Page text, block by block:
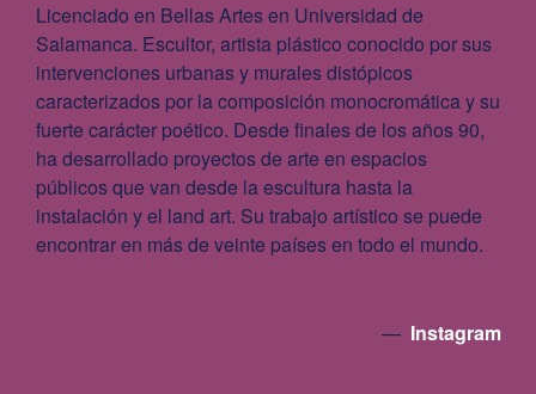
Licenciado en Bellas Artes en Universidad de
Salamanca. Escultor, artista plástico conocido por sus
intervenciones urbanas y murales distópicos
caracterizados por la composición monocromática y su
fuerte carácter poético. Desde ﬁnales de los años 90,
ha desarrollado proyectos de arte en espacios
públicos que van desde la escultura hasta la
instalación y el land art. Su trabajo artístico se puede
encontrar en más de veinte países en todo el mundo.
— Instagram